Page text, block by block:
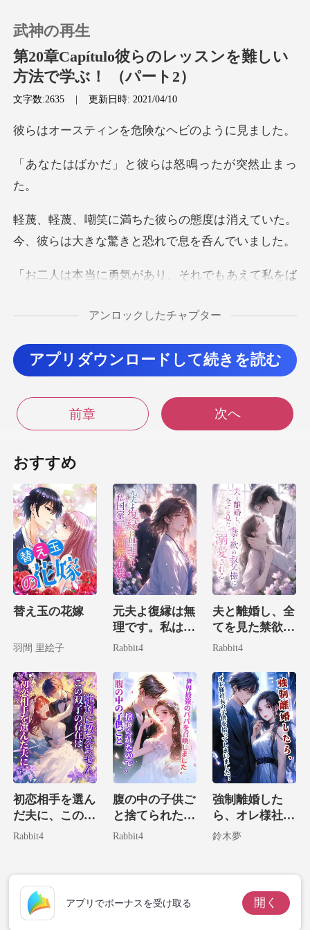
チャージ
ログアウトします
武神の再生
第20章Capítulo彼らのレッスンを難しい
方法で学ぶ！ （パート2）
文字数:2635 |更新日時: 2021/04/10
ンを危険なヘビの
」と彼らは怒鳴っ
度は消えていた。
今、彼らは大き
あり、それでもあえて私
、ついに彼を苛立たせた。 彼は
怒りに圧倒され、彼の目は冷たくなった
は
向きを変えて逃げようとしていましたが、時間通
アンロックしたチャプター
アプリダウンロードして続きを読む
前章 次へ
おすすめ
替え玉の花嫁
羽間 里絵子
元夫よ復縁は無
理です。私は国
家一の大富豪令
Rabbit4
夫と離婚し、全
てを見た禁欲の
叔父様に溺愛さ
Rabbit4
初恋相手を選ん
だ夫に、この双
子の存在は絶対
Rabbit4
腹の中の子供ご
と捨てられたの
で、世界最強の
Rabbit4
強制離婚した
ら、オレ様社長
の子供を拾って
鈴木夢
アプリでボーナスを受け取る 開く